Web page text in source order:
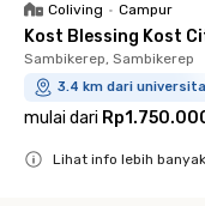
Coliving • Campur
Kost Blessing Kost
Sambikerep, Sambikerep
3.4 km dari
mulai dari
Lihat info lebih banyak